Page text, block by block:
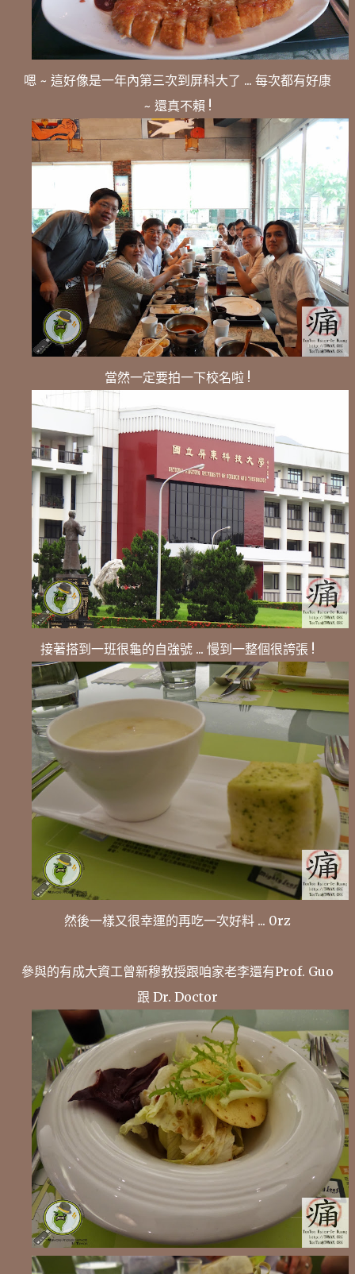
嗯 ~ 這好像是一年內第三次到屏科大了 ... 每次都有好康
~ 還真不賴 !
當然一定要拍一下校名啦 !
接著搭到一班很龜的自強號 ... 慢到一整個很誇張 !
然後一樣又很幸運的再吃一次好料 ... 0rz
參與的有成大資工曾新穆教授跟咱家老李還有Prof. Guo
跟 Dr. Doctor